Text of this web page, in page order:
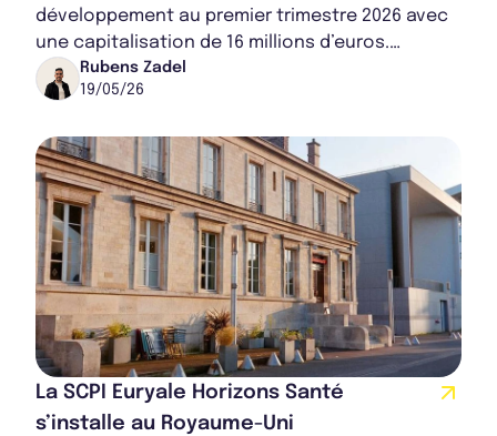
développement au premier trimestre 2026 avec
une capitalisation de 16 millions d’euros.
Spécialisée dans l’immobilier de santé, elle ren...
Rubens Zadel
19/05/26
La SCPI Euryale Horizons Santé
s’installe au Royaume-Uni